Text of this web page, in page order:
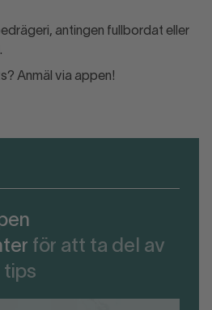
antingen fullbordat eller
Anmäl via appen!
för att ta del av
tips